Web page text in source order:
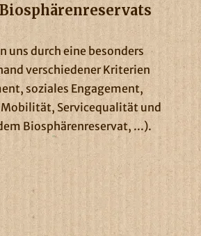
uns durch eine besonders
verschiedener Kriterien
soziales Engagement,
Servicequalität und
Biosphärenreservat, ...).